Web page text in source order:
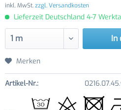
inkl. MwSt.zzgl. Versandkosten
Lieferzeit Deutschland 4-7
In
Merken
Artikel-Nr.: